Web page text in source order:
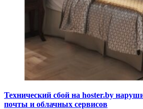
Технический сбой на hoster.by
почты и облачных сервисов